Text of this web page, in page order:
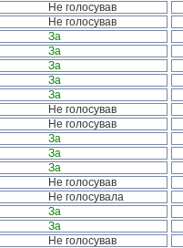
Не голосував
Не голосував
За
За
За
За
За
Не голосував
Не голосував
За
За
За
Не голосував
Не голосувала
За
За
Не голосував